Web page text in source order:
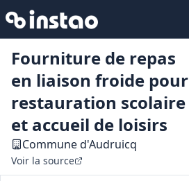
Fourniture de repas
en liaison froide pour
restauration scolaire
et accueil de loisirs
Commune d'Audruicq
Voir la source